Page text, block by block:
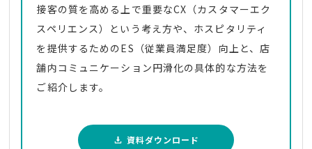
接客の質を高める上で重要なCX（カスタマーエク
スペリエンス）という考え方や、ホスピタリティ
を提供するためのES（従業員満足度）向上と、店
舗内コミュニケーション円滑化の具体的な方法を
ご紹介します。
資料ダウンロード